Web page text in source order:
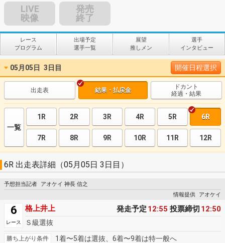
LIVE
映像
発売
終了
レース
プログラム
出場予定
選手一覧
展望
推しメン
選手
インタビュー
05月05日 3日目 開催日程選択
出走表 結果・払戻金
ドカント
経過・結果
一覧
1R 2R 3R 4R 5R 6R
7R 8R 9R 10R 11R 12R
6R 出走表詳細（05月05日 3日目）
予想担当記者
アオケイ 神長 信之
情報提供
アオケイ
6
レース
格上井上 発走予定 12:55 投票締切 12:50
Ｓ級選抜
勝ち上がり条件 1着〜5着は選抜、6着〜9着は特一般へ